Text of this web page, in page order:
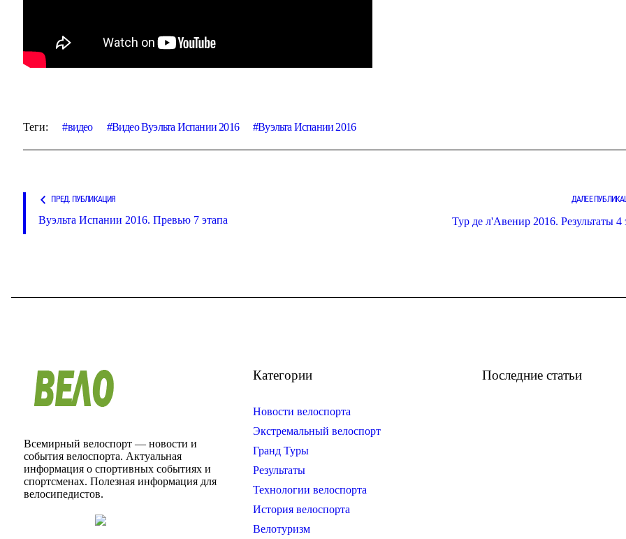
Теги: видео Видео Вуэльта Испании 2016 Вуэльта Испании 2016
ПРЕД. ПУБЛИКАЦИЯ
Вуэльта Испании 2016. Превью 7 этапа
ДАЛЕЕ
Тур де л'Авенир 2016. Результаты 4
Всемирный велоспорт — новости и
события велоспорта. Актуальная
информация о спортивных событиях и
спортсменах. Полезная информация для
велосипедистов.
Категории
Новости велоспорта
Экстремальный велоспорт
Гранд Туры
Результаты
Технологии велоспорта
История велоспорта
Велотуризм
Последние статьи